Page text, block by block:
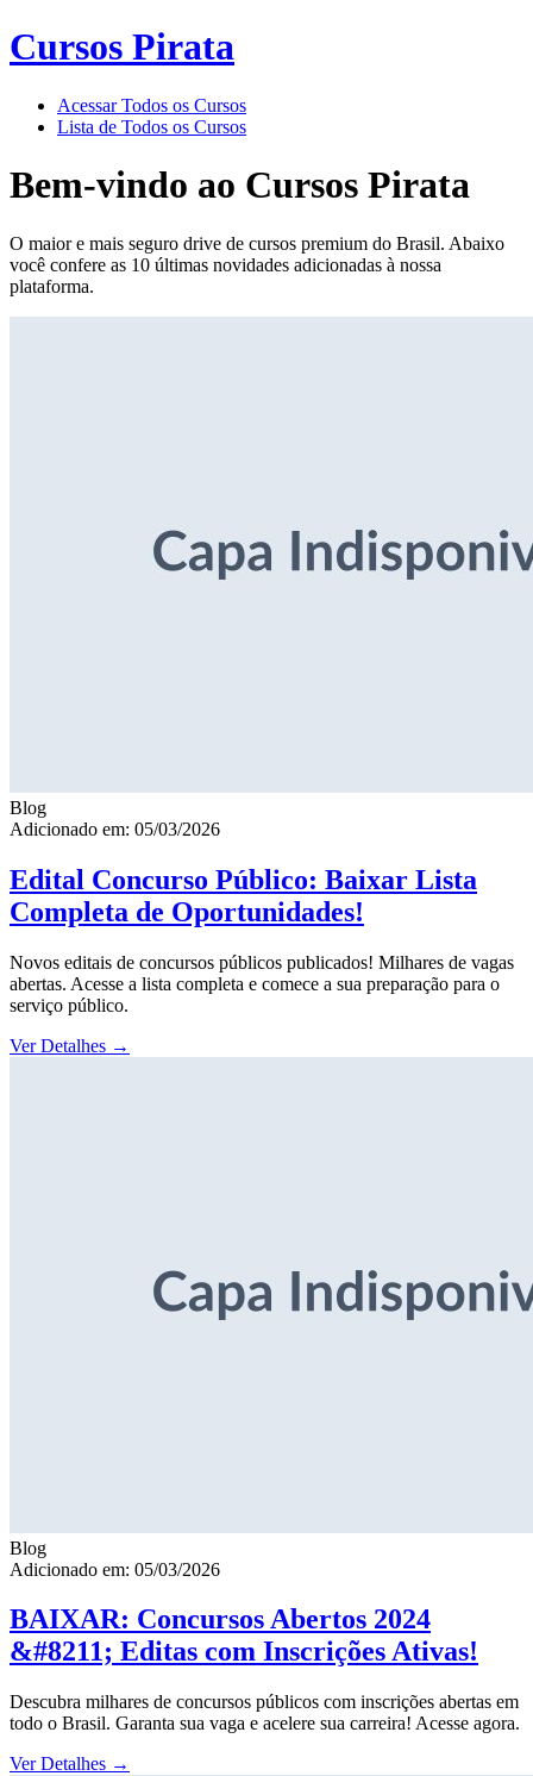
Cursos Pirata
Acessar Todos os Cursos
Lista de Todos os Cursos
Bem-vindo ao Cursos Pirata
O maior e mais seguro drive de cursos premium do Brasil. Abaixo
você confere as 10 últimas novidades adicionadas à nossa
plataforma.
Blog
Adicionado em: 05/03/2026
Edital Concurso Público: Baixar Lista
Completa de Oportunidades!
Novos editais de concursos públicos publicados! Milhares de vagas
abertas. Acesse a lista completa e comece a sua preparação para o
serviço público.
Ver Detalhes →
Blog
Adicionado em: 05/03/2026
BAIXAR: Concursos Abertos 2024
&#8211; Editas com Inscrições Ativas!
Descubra milhares de concursos públicos com inscrições abertas em
todo o Brasil. Garanta sua vaga e acelere sua carreira! Acesse agora.
Ver Detalhes →